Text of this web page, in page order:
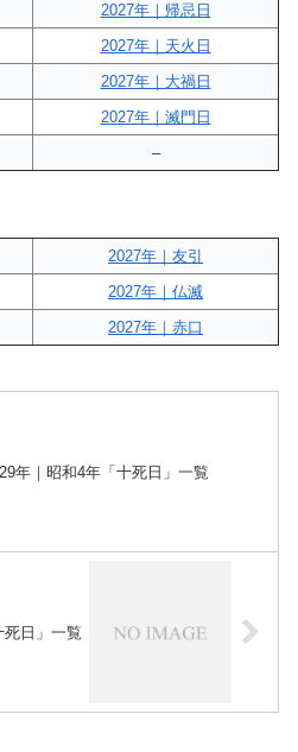
2027年｜帰忌日
2027年｜天火日
2027年｜大禍日
2027年｜滅門日
–
2027年｜友引
2027年｜仏滅
2027年｜赤口
年｜昭和4年「十死日」一覧
死日」一覧